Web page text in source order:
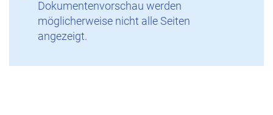
Dokumentenvorschau werden
möglicherweise nicht alle Seiten
angezeigt.